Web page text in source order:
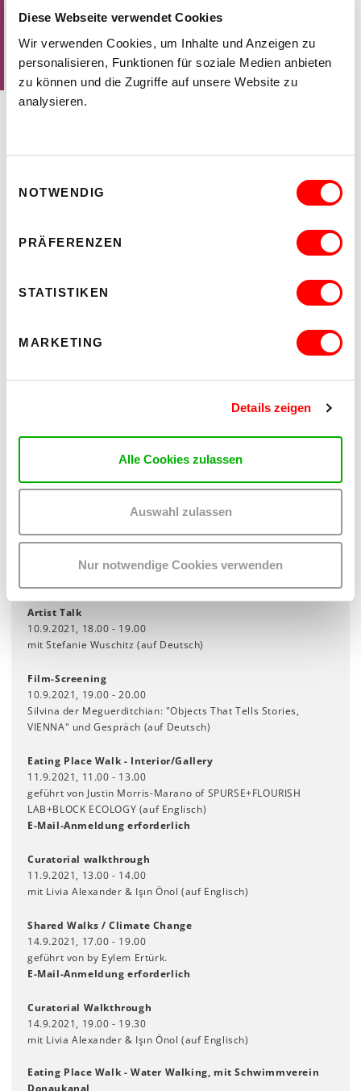
Diese Webseite verwendet Cookies
Wir verwenden Cookies, um Inhalte und Anzeigen zu
personalisieren, Funktionen für soziale Medien anbieten
zu können und die Zugriffe auf unsere Website zu
analysieren.
NOTWENDIG
PRÄFERENZEN
STATISTIKEN
MARKETING
Details zeigen
Alle Cookies zulassen
Auswahl zulassen
Nur notwendige Cookies verwenden
Dienstag - Freitag 13.00 - 18.00, Samstag 11.00 - 14.00
Aktuelle Corona-Präventionsmaßnahmen der Kunsthalle
Exnergasse
[download]
Ausstellungseröffnung
mit Willkommensworten der Kuratorinnen und Künstler:innen
9.9.2021, 18.00 - 19.00
Fatma Bucak im Gespräch mit Livia Alexander (auf Englisch)
Women Mobilizing Memory book launch
mit Işın Önol, Susan Meiselas, Silvina der Meguerditchian, mit
Online-remarks von Marianne Hirsch und Banu Karaca sowie
Artist Talk
10.9.2021, 18.00 - 19.00
mit Stefanie Wuschitz (auf Deutsch)
Film-Screening
10.9.2021, 19.00 - 20.00
Silvina der Meguerditchian: "Objects That Tells Stories,
VIENNA" und Gespräch (auf Deutsch)
Eating Place Walk - Interior/Gallery
11.9.2021, 11.00 - 13.00
geführt von Justin Morris-Marano of SPURSE+FLOURISH
LAB+BLOCK ECOLOGY (auf Englisch)
E-Mail-Anmeldung erforderlich
Curatorial walkthrough
11.9.2021, 13.00 - 14.00
mit Livia Alexander & Işın Önol (auf Englisch)
Shared Walks / Climate Change
14.9.2021, 17.00 - 19.00
geführt von by Eylem Ertürk.
E-Mail-Anmeldung erforderlich
Curatorial Walkthrough
14.9.2021, 19.00 - 19.30
mit Livia Alexander & Işın Önol (auf Englisch)
Eating Place Walk - Water Walking, mit Schwimmverein
Donaukanal